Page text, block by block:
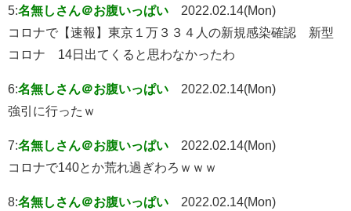
5:名無しさん＠お腹いっぱい
2022.02.14(Mon)
コロナで【速報】東京１万３３４人の新規感染確認 新型
コロナ 14日出てくると思わなかったわ
6:名無しさん＠お腹いっぱい
2022.02.14(Mon)
強引に行ったｗ
7:名無しさん＠お腹いっぱい
2022.02.14(Mon)
コロナで140とか荒れ過ぎわろｗｗｗ
8:名無しさん＠お腹いっぱい
2022.02.14(Mon)